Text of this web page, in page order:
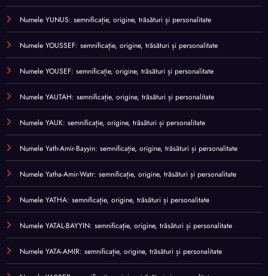
Numele YUNUS: semnificație, origine, trăsături și personalitate
Numele YOUSSEF: semnificație, origine, trăsături și personalitate
Numele YOUSEF: semnificație, origine, trăsături și personalitate
Numele YAUTAH: semnificație, origine, trăsături și personalitate
Numele YAUK: semnificație, origine, trăsături și personalitate
Numele Yath-Amir-Bayyin: semnificație, origine, trăsături și personalitate
Numele Yatha-Amir-Watr: semnificație, origine, trăsături și personalitate
Numele YATHA: semnificație, origine, trăsături și personalitate
Numele YATAL-BAYYIN: semnificație, origine, trăsături și personalitate
Numele YATA-AMIR: semnificație, origine, trăsături și personalitate